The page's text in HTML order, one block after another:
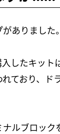
ありました。
したキット
ており、
ルブロッ